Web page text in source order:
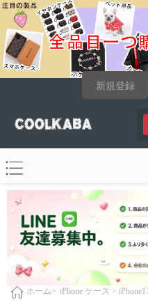
新規登録
ホーム> iPhone ケース >